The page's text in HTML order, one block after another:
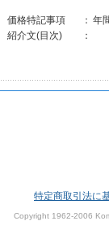
価格特記事項 ： 年
紹介文(目次)
：
特定商取引法に
Copyright 1962-2006